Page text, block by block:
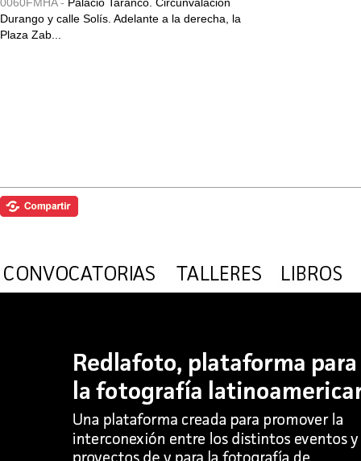
Durango y calle Solís. Adelante a la derecha, la
Plaza Zab...